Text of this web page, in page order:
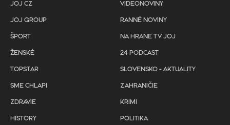
JOJ CZ
JOJ GROUP
ŠPORT
ŽENSKÉ
TOPSTAR
SME CHLAPI
ZDRAVIE
HISTORY
VIDEONOVINY
RANNÉ NOVINY
NA HRANE TV JOJ
24 PODCAST
SLOVENSKO - AKTUALITY
ZAHRANIČIE
KRIMI
POLITIKA